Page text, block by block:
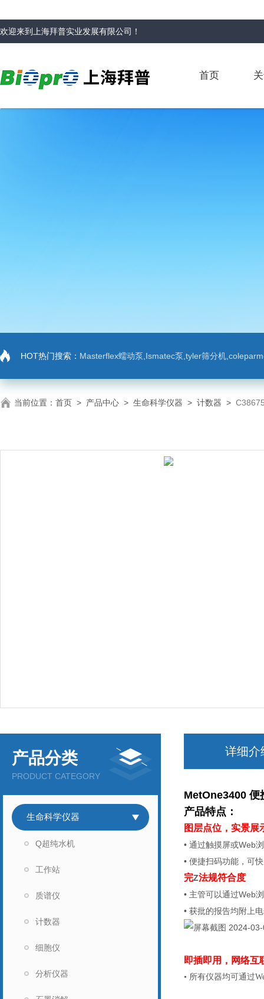
欢迎来到 上海拜普实业发展有限公司 ！
首页
HOT热门搜索： Masterflex蠕动泵,Ismatec泵,tyler筛分机,coleparmer,注射
当前位置： 首页 > 产品中心 > 生命科学仪器 > 计数器 >
产品分类
PRODUCT CATEGORY
生命科学仪器
Q超纯水机
工作站
质谱仪
计数器
细胞仪
分析仪器
详细介
MetOne3400 便
产品特点：
图层点位，实景展
• 通过触摸屏或Web
• 便捷扫码功能，可
完Z法规符合度
• 主管可以通过Web
• 获批的报告均附上
即插即用，网络互
• 所有仪器均可通过